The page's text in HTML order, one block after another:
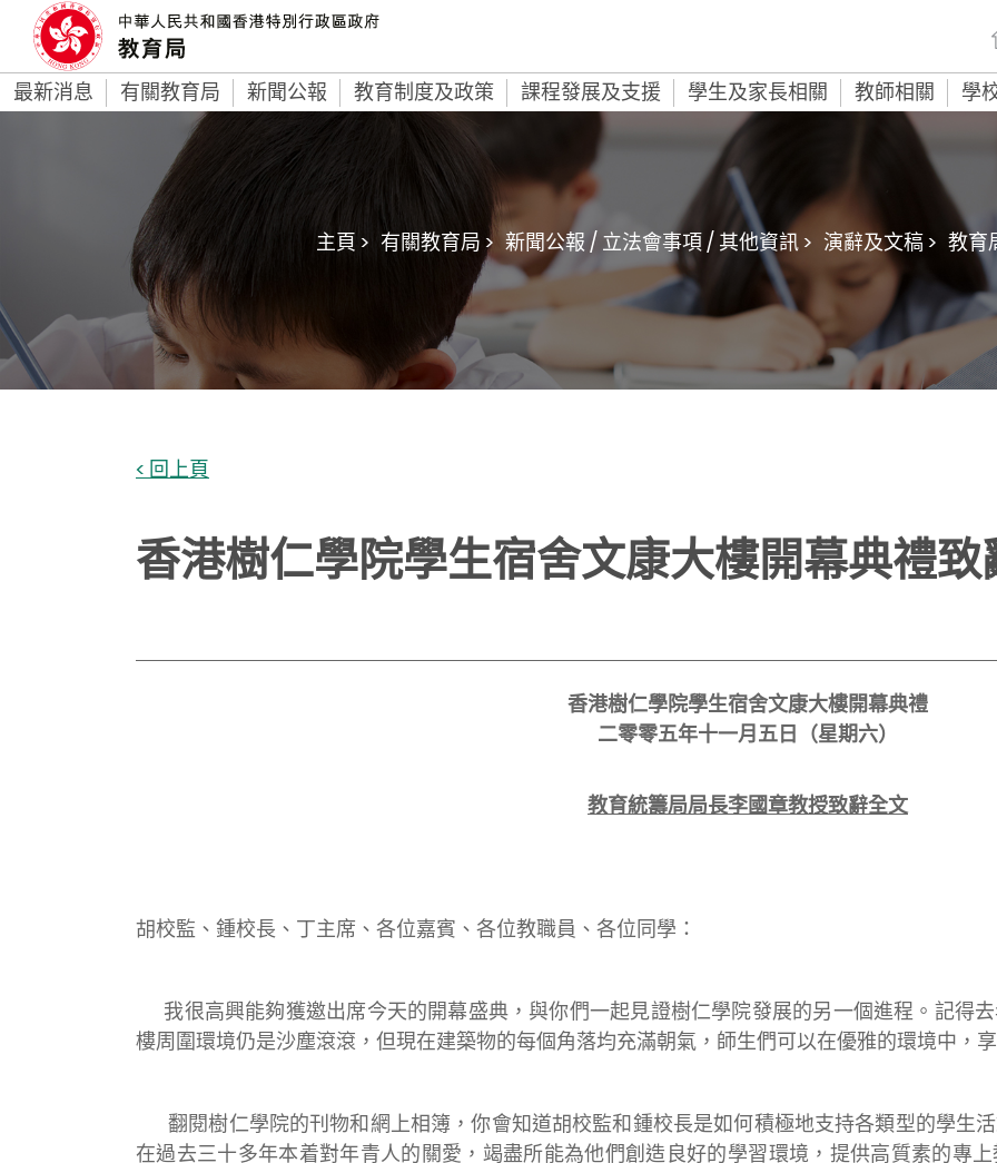
最新消息 有關教育局 新聞公報 教育制度及政策 課程發展及支援 學生及家長相關 教師相關 學
主頁 > 有關教育局 > 新聞公報 / 立法會事項 / 其他資訊 > 演辭及文稿 > 教育
< 回上頁
香港樹仁學院學生宿舍文康大樓開幕典禮致
香港樹仁學院學生宿舍文康大樓開幕典禮
二零零五年十一月五日（星期六）
教育統籌局局長李國章教授致辭全文
胡校監、鍾校長、丁主席、各位嘉賓、各位教職員、各位同學：
我很高興能夠獲邀出席今天的開幕盛典，與你們一起見證樹仁學院發展的另一個進程。記得
樓周圍環境仍是沙塵滾滾，但現在建築物的每個角落均充滿朝氣，師生們可以在優雅的環境中，
翻閱樹仁學院的刊物和網上相簿，你會知道胡校監和鍾校長是如何積極地支持各類型的學生
在過去三十多年本着對年青人的關愛，竭盡所能為他們創造良好的學習環境，提供高質素的專